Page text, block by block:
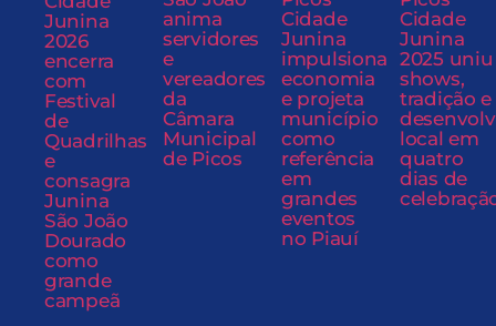
Junina
2026
encerra
com
Festival
de
Quadrilhas
e
consagra
Junina
São João
Dourado
como
grande
campeã
anima
servidores
e
vereadores
da
Câmara
Municipal
de Picos
Cidade
Junina
impulsiona
economia
e projeta
município
como
referência
em
grandes
eventos
no Piauí
Cidade
Junina
2025 uniu
shows,
tradição e
local em
quatro
dias de